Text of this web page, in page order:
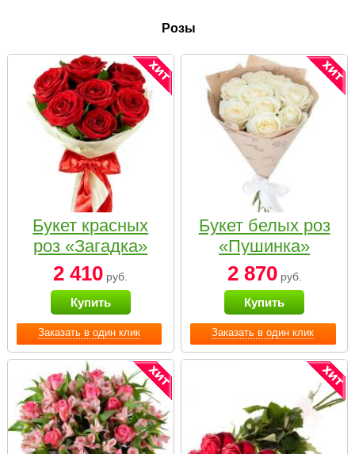
Розы
Заказать в один клик
Букет красных
роз «Загадка»
2 410 руб.
Купить
Заказать в один клик
Букет белых роз
«Пушинка»
2 870руб.
Купить